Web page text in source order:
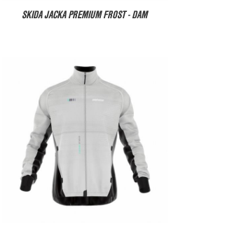
SKIDA JACKA PREMIUM FROST - DAM